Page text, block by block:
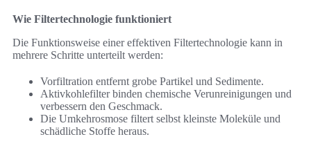
Wie Filtertechnologie funktioniert
Die Funktionsweise einer effektiven Filtertechnologie kann in
mehrere Schritte unterteilt werden:
Vorfiltration entfernt grobe Partikel und Sedimente.
Aktivkohlefilter binden chemische Verunreinigungen und
verbessern den Geschmack.
Die Umkehrosmose filtert selbst kleinste Moleküle und
schädliche Stoffe heraus.